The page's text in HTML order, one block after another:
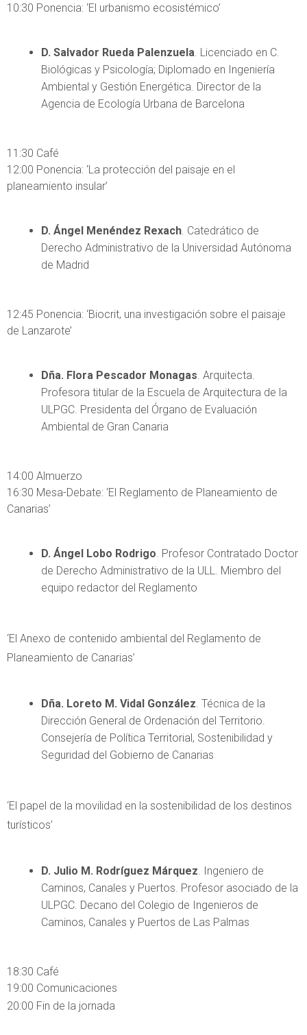
10:30 Ponencia: ‘El urbanismo ecosistémico’
D. Salvador Rueda Palenzuela. Licenciado en C.
Biológicas y Psicología; Diplomado en Ingeniería
Ambiental y Gestión Energética. Director de la
Agencia de Ecología Urbana de Barcelona
11:30 Café
12:00 Ponencia: ‘La protección del paisaje en el
planeamiento insular’
D. Ángel Menéndez Rexach. Catedrático de
Derecho Administrativo de la Universidad Autónoma
de Madrid
12:45 Ponencia: ‘Biocrit, una investigación sobre el paisaje
de Lanzarote’
Dña. Flora Pescador Monagas. Arquitecta.
Profesora titular de la Escuela de Arquitectura de la
ULPGC. Presidenta del Órgano de Evaluación
Ambiental de Gran Canaria
14:00 Almuerzo
16:30 Mesa-Debate: ‘El Reglamento de Planeamiento de
Canarias’
D. Ángel Lobo Rodrigo. Profesor Contratado Doctor
de Derecho Administrativo de la ULL. Miembro del
equipo redactor del Reglamento
‘El Anexo de contenido ambiental del Reglamento de
Planeamiento de Canarias’
Dña. Loreto M. Vidal González. Técnica de la
Dirección General de Ordenación del Territorio.
Consejería de Política Territorial, Sostenibilidad y
Seguridad del Gobierno de Canarias
‘El papel de la movilidad en la sostenibilidad de los destinos
turísticos’
D. Julio M. Rodríguez Márquez. Ingeniero de
Caminos, Canales y Puertos. Profesor asociado de la
ULPGC. Decano del Colegio de Ingenieros de
Caminos, Canales y Puertos de Las Palmas
18:30 Café
19:00 Comunicaciones
20:00 Fin de la jornada